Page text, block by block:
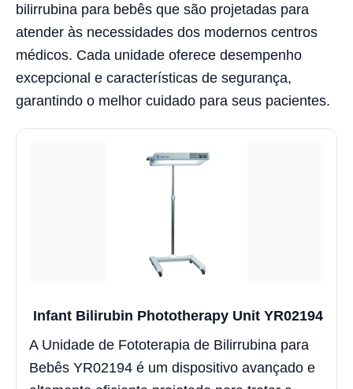
bilirrubina para bebês que são projetadas para
atender às necessidades dos modernos centros
médicos. Cada unidade oferece desempenho
excepcional e características de segurança,
garantindo o melhor cuidado para seus pacientes.
Infant Bilirubin Phototherapy Unit YR02194
A Unidade de Fototerapia de Bilirrubina para
Bebês YR02194 é um dispositivo avançado e